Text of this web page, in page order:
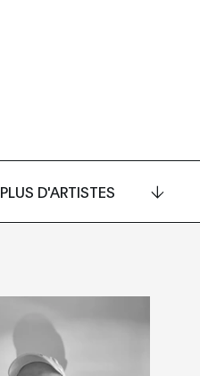
PLUS D'ARTISTES